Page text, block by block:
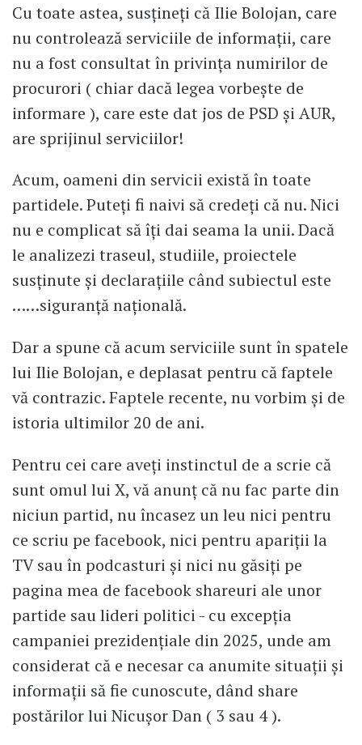
Cu toate astea, susțineți că Ilie Bolojan, care
nu controlează serviciile de informații, care
nu a fost consultat în privința numirilor de
procurori ( chiar dacă legea vorbește de
informare ), care este dat jos de PSD și AUR,
are sprijinul serviciilor!
Acum, oameni din servicii există în toate
partidele. Puteți fi naivi să credeți că nu. Nici
nu e complicat să îți dai seama la unii. Dacă
le analizezi traseul, studiile, proiectele
susținute și declarațiile când subiectul este
……siguranță națională.
Dar a spune că acum serviciile sunt în spatele
lui Ilie Bolojan, e deplasat pentru că faptele
vă contrazic. Faptele recente, nu vorbim și de
istoria ultimilor 20 de ani.
Pentru cei care aveți instinctul de a scrie că
sunt omul lui X, vă anunț că nu fac parte din
niciun partid, nu încasez un leu nici pentru
ce scriu pe facebook, nici pentru apariții la
TV sau în podcasturi și nici nu găsiți pe
pagina mea de facebook shareuri ale unor
partide sau lideri politici - cu excepția
campaniei prezidențiale din 2025, unde am
considerat că e necesar ca anumite situații și
informații să fie cunoscute, dând share
postărilor lui Nicușor Dan ( 3 sau 4 ).